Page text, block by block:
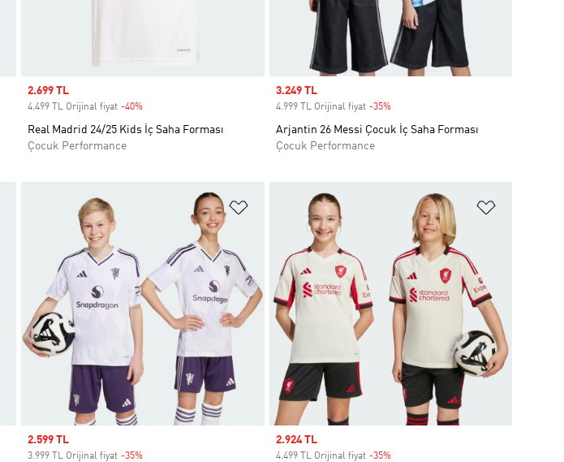
Sale price
2.699 TL
4.499 TL Orijinal fiyat -40%
Real Madrid 24/25 Kids İç Saha Forması
Çocuk Performance
Sale price
3.249 TL
4.999 TL Orijinal fiyat -35%Discount
Arjantin 26 Messi Çocuk İç Saha Forması
Çocuk Performance
Favori Listesine Ekle Favori Listesine Ekle
Sale price
2.599 TL
3.999 TL Orijinal fiyat -35%
Sale price
2.924 TL
4.499 TL Orijinal fiyat -35%Discount